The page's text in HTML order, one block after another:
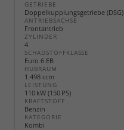
GETRIEBE
Doppelkupplungsgetriebe (DSG)
ANTRIEBSACHSE
Frontantrieb
ZYLINDER
4
SCHADSTOFFKLASSE
Euro 6 EB
HUBRAUM
1.498 ccm
LEISTUNG
110 kW (150 PS)
KRAFTSTOFF
Benzin
KATEGORIE
Kombi